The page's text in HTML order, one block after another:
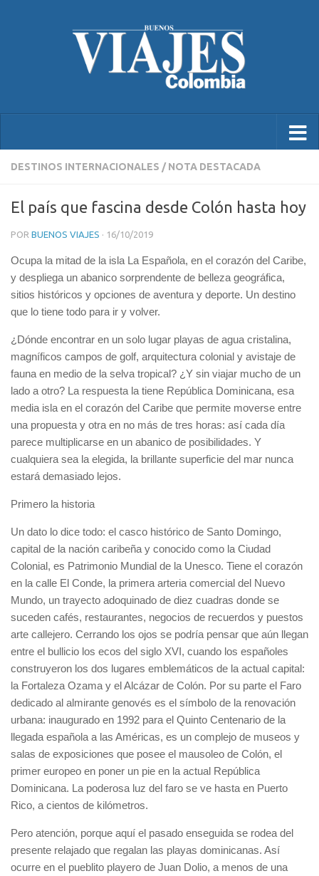
DESTINOS INTERNACIONALES / NOTA DESTACADA
El país que fascina desde Colón hasta hoy
POR BUENOS VIAJES · 16/10/2019
Ocupa la mitad de la isla La Española, en el corazón del Caribe,
y despliega un abanico sorprendente de belleza geográfica,
sitios históricos y opciones de aventura y deporte. Un destino
que lo tiene todo para ir y volver.
¿Dónde encontrar en un solo lugar playas de agua cristalina,
magníficos campos de golf, arquitectura colonial y avistaje de
fauna en medio de la selva tropical? ¿Y sin viajar mucho de un
lado a otro? La respuesta la tiene República Dominicana, esa
media isla en el corazón del Caribe que permite moverse entre
una propuesta y otra en no más de tres horas: así cada día
parece multiplicarse en un abanico de posibilidades. Y
cualquiera sea la elegida, la brillante superficie del mar nunca
estará demasiado lejos.
Primero la historia
Un dato lo dice todo: el casco histórico de Santo Domingo,
capital de la nación caribeña y conocido como la Ciudad
Colonial, es Patrimonio Mundial de la Unesco. Tiene el corazón
en la calle El Conde, la primera arteria comercial del Nuevo
Mundo, un trayecto adoquinado de diez cuadras donde se
suceden cafés, restaurantes, negocios de recuerdos y puestos
arte callejero. Cerrando los ojos se podría pensar que aún llegan
entre el bullicio los ecos del siglo XVI, cuando los españoles
construyeron los dos lugares emblemáticos de la actual capital:
la Fortaleza Ozama y el Alcázar de Colón. Por su parte el Faro
dedicado al almirante genovés es el símbolo de la renovación
urbana: inaugurado en 1992 para el Quinto Centenario de la
llegada española a las Américas, es un complejo de museos y
salas de exposiciones que posee el mausoleo de Colón, el
primer europeo en poner un pie en la actual República
Dominicana. La poderosa luz del faro se ve hasta en Puerto
Rico, a cientos de kilómetros.
Pero atención, porque aquí el pasado enseguida se rodea del
presente relajado que regalan las playas dominicanas. Así
ocurre en el pueblito playero de Juan Dolio, a menos de una